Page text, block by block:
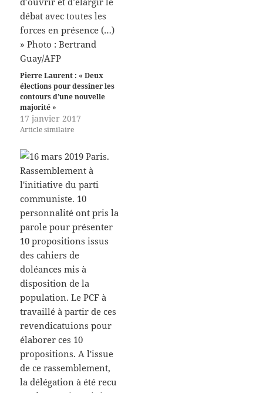
Pierre Laurent : « Deux
élections pour dessiner les
contours d’une nouvelle
majorité »
17 janvier 2017
Article similaire